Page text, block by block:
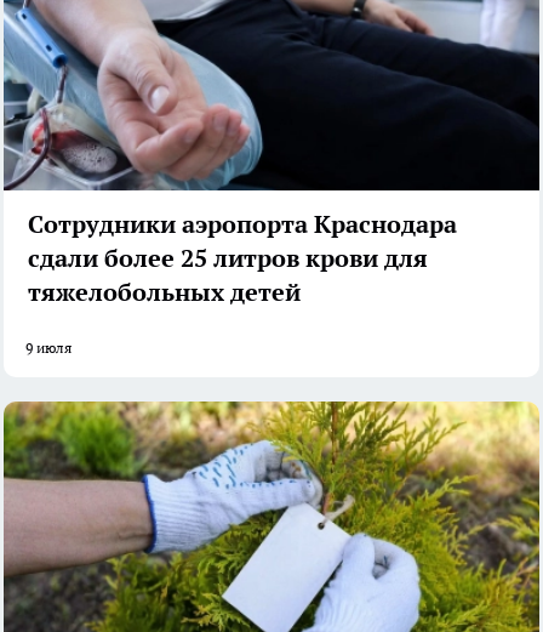
Сотрудники аэропорта Краснодара
сдали более 25 литров крови для
тяжелобольных детей
9 июля